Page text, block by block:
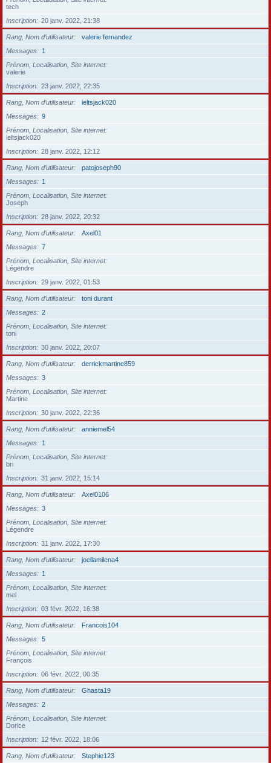
tech
Inscription
20 janv. 2022, 21:38
Rang, Nom d’utilisateur
valerie fernandez
Messages
1
Prénom, Localisation, Site internet
valerie
Inscription
23 janv. 2022, 22:35
Rang, Nom d’utilisateur
ieltsjack020
Messages
9
Prénom, Localisation, Site internet
ieltsjack020
Inscription
28 janv. 2022, 12:12
Rang, Nom d’utilisateur
patojoseph90
Messages
1
Prénom, Localisation, Site internet
Joseph
Inscription
28 janv. 2022, 20:32
Rang, Nom d’utilisateur
Axel01
Messages
7
Prénom, Localisation, Site internet
Légendre
Inscription
29 janv. 2022, 01:53
Rang, Nom d’utilisateur
toni durant
Messages
2
Prénom, Localisation, Site internet
toni
Inscription
30 janv. 2022, 20:07
Rang, Nom d’utilisateur
derrickmartine859
Messages
3
Prénom, Localisation, Site internet
Martine
Inscription
30 janv. 2022, 22:36
Rang, Nom d’utilisateur
anniemel54
Messages
1
Prénom, Localisation, Site internet
bri
Inscription
31 janv. 2022, 15:14
Rang, Nom d’utilisateur
Axel0106
Messages
3
Prénom, Localisation, Site internet
Légendre
Inscription
31 janv. 2022, 17:30
Rang, Nom d’utilisateur
joellamilena4
Messages
1
Prénom, Localisation, Site internet
mel
Inscription
03 févr. 2022, 16:38
Rang, Nom d’utilisateur
Francois104
Messages
5
Prénom, Localisation, Site internet
François
Inscription
06 févr. 2022, 00:35
Rang, Nom d’utilisateur
Ghasta19
Messages
2
Prénom, Localisation, Site internet
Dorice
Inscription
12 févr. 2022, 18:06
Rang, Nom d’utilisateur
Stephie123